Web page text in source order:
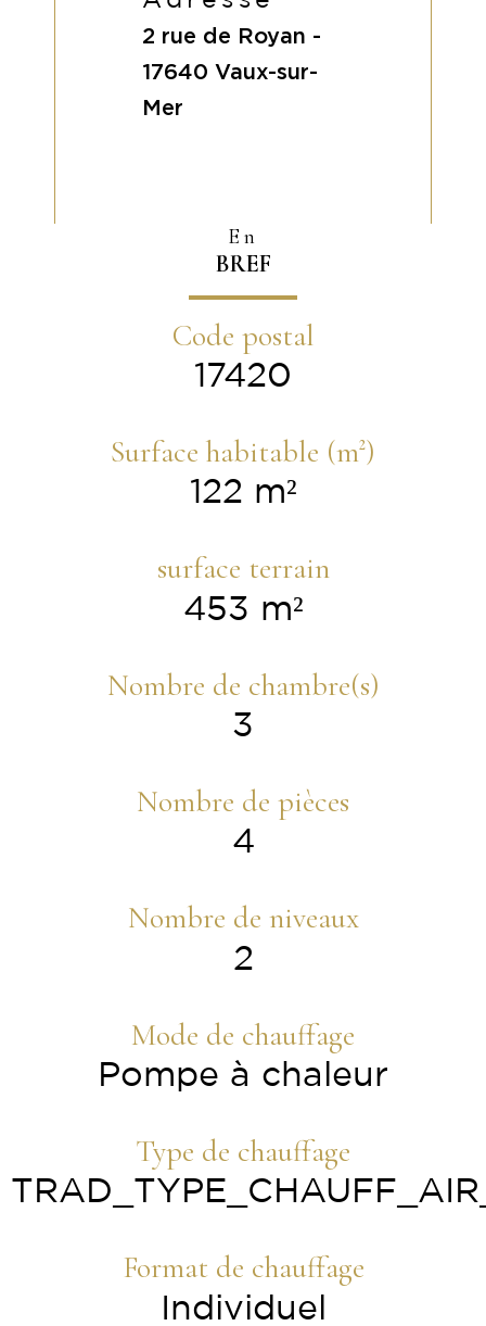
2 rue de Royan -
17640 Vaux-sur-
Mer
En
BREF
Code postal
17420
Surface habitable (m²)
122 m²
surface terrain
453 m²
Nombre de chambre(s)
3
Nombre de pièces
4
Nombre de niveaux
2
Mode de chauffage
Pompe à chaleur
Type de chauffage
Format de chauffage
Individuel